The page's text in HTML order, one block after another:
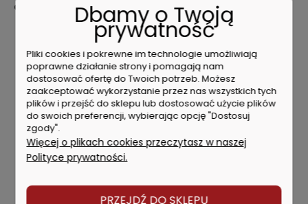
Charakterystyka produktu
Bezszczotkowy silnik: DEWALT DCS355 jest
wyposażony w silnik bezszczotkowy, co zapewnia
dłuższą żywotność narzędzia, lepszą wydajność i mniej
wymagań konserwacyjnych w porównaniu do
tradycyjnych silników szczotkowych.
Wszechstronność: Jako narzędzie oscylacyjne,
pozwala na wykonywanie wielu zadań, takich jak cięcie,
szlifowanie czy skrobanie, dzięki możliwości
zamocowania różnych końcówek.
System akumulatorów 20V MAX
częścią ekosystemu akumulatorów DEWALT 20V MAX, co
narzędziami tej samej platformy.
Dbamy o Twoją
prywatność
Pliki cookies i pokrewne im technologie umożliwiają
poprawne działanie strony i pomagają nam
dostosować ofertę do Twoich potrzeb. Możesz
zaakceptować wykorzystanie przez nas wszystkich tych
plików i przejść do sklepu lub dostosować użycie plików
do swoich preferencji, wybierając opcję "Dostosuj
zgody".
Więcej o plikach cookies przeczytasz w naszej
Polityce prywatności.
PRZEJDŹ DO SKLEPU